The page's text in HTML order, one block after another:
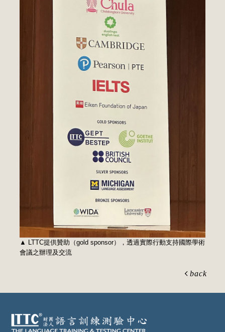
▲ LTTC提供贊助（gold sponsor），透過實際行動支持國際學術
會議之辦理及交流
back